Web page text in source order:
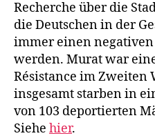
Recherche über die
die Deutschen in der
immer einen
werden. Murat war
Résistance im Zweiten
insgesamt starben in
von 103 deportierten
Siehe hier.